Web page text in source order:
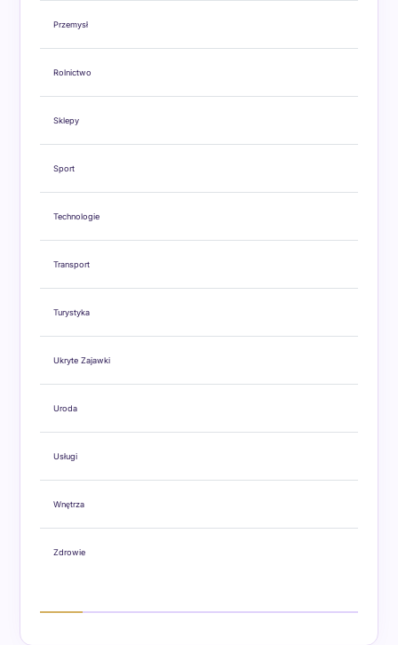
Przemysł
Rolnictwo
Sklepy
Sport
Technologie
Transport
Turystyka
Ukryte Zajawki
Uroda
Usługi
Wnętrza
Zdrowie